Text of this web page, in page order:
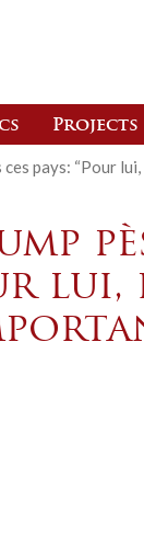
Projects
pays: “Pour lui,
lui,